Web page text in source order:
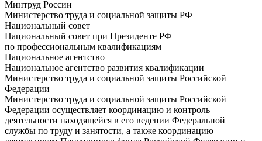
Минтруд России
Министерство труда и социальной защиты РФ
Национальный совет
Национальный совет при Президенте РФ
по профессиональным квалификациям
Национальное агентство
Национальное агентство развития квалификации
Министерство труда и социальной защиты Российской
Федерации
Министерство труда и социальной защиты Российской
Федерации осуществляет координацию и контроль
деятельности находящейся в его ведении Федеральной
службы по труду и занятости, а также координацию